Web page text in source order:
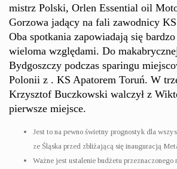
mistrz Polski, Orlen Essential oil
Gorzowa jadący na fali zawodnicy
Oba spotkania zapowiadają się
wieloma względami. Do
Bydgoszczy podczas sparingu
Polonii z . KS Apatorem Toruń. W
Krzysztof Buczkowski walczył z
pierwsze miejsce.
Jest to na pewno świetny prognostyk dla
ze Śląska przed zbliżającą się inauguracją
Ważne jest ustalenie budżetu przeznaczonego